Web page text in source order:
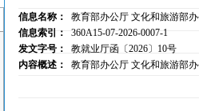
信息名称：
教育部办公厅 文化和旅游部
信息索引：
360A15-07-2026-0007-1
发文字号：
教就业厅函〔2026〕10号
内容概述：
教育部办公厅 文化和旅游部